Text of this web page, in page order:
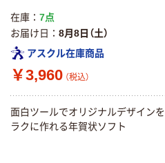
在庫
7点
お届け日
8月8日（土）
アスクル在庫商品
￥3,960 （税込）
面白ツールでオリジナルデザインを
ラクに作れる年賀状ソフト